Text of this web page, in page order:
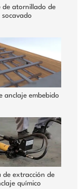
de atornillado de
socavado
anclaje embebido
de extracción de
químico